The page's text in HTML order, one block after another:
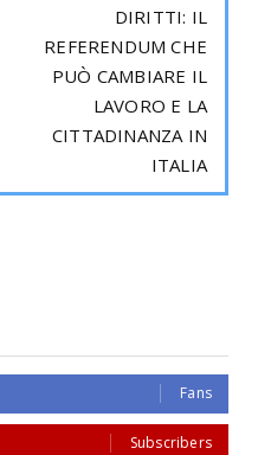
DIRITTI: IL
REFERENDUM CHE
PUÒ CAMBIARE IL
LAVORO E LA
CITTADINANZA IN
ITALIA
Fans
Subscribers